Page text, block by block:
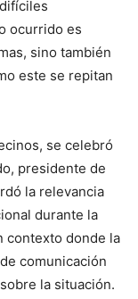
ocurrido es
sino también
este se repitan
se celebró
presidente de
la relevancia
durante la
contexto donde la
comunicación
la situación.